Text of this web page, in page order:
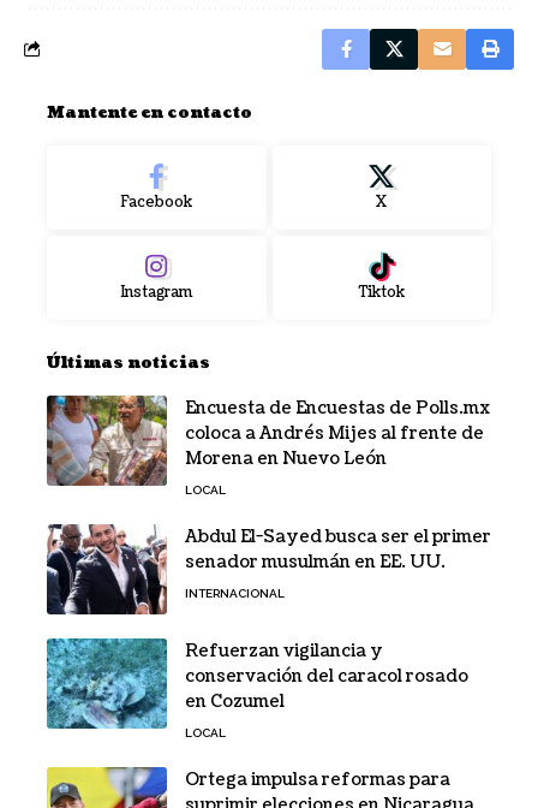
Mantente en contacto
Facebook X
Instagram Tiktok
Últimas noticias
Encuesta de Encuestas de Polls.mx
coloca a Andrés Mijes al frente de
Morena en Nuevo León
LOCAL
Abdul El-Sayed busca ser el primer
senador musulmán en EE. UU.
INTERNACIONAL
Refuerzan vigilancia y
conservación del caracol rosado
en Cozumel
LOCAL
Ortega impulsa reformas para